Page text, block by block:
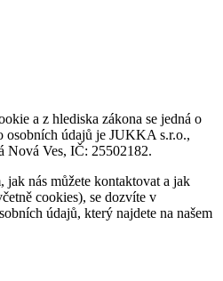
a z hlediska zákona se jedná o
osobních údajů je JUKKA s.r.o.,
Nová Ves, IČ: 25502182.
nás můžete kontaktovat a jak
cookies), se dozvíte v
údajů, který najdete na našem